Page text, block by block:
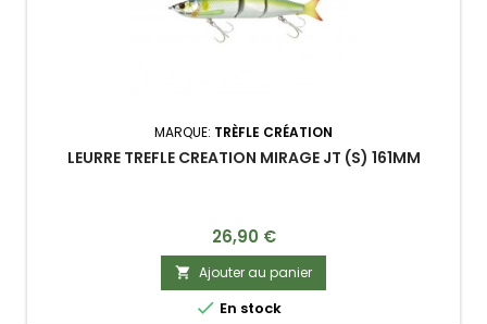
MARQUE: TRÈFLE CRÉATION
LEURRE TREFLE CREATION MIRAGE JT (S) 161MM
Prix
26,90 €
 Ajouter au panier
 En stock